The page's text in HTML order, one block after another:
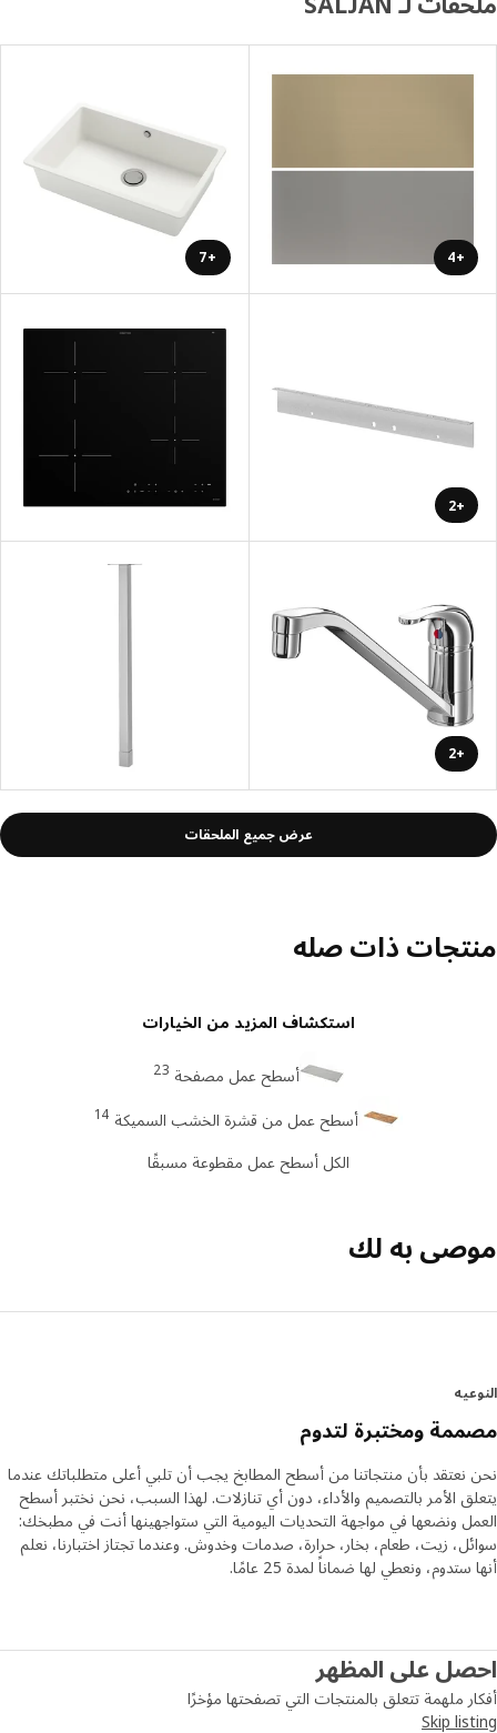
+4
+7
+2
+2
عرض جميع الملحقات
ذات صله
استكشاف المزيد من الخيارات
أسطح عمل مصفحة 23
أسطح عمل من قشرة الخشب السميكة 14
الكل أسطح عمل مقطوعة مسبقًا
به لك
ومختبرة لتدوم
نعتقد بأن منتجاتنا من أسطح المطابخ يجب أن تلبي أعلى متطلباتك عندما
الأمر بالتصميم والأداء، دون أي تنازلات. لهذا السبب، نحن نختبر أسطح
ونضعها في مواجهة التحديات اليومية التي ستواجهينها أنت في مطبخك:
زيت، طعام، بخار، حرارة، صدمات وخدوش. وعندما تجتاز اختبارنا، نعلم
ستدوم، ونعطي لها ضماناً لمدة 25 عامًا.
على المظهر
ملهمة تتعلق بالمنتجات التي تصفحتها مؤخرًا
Skip